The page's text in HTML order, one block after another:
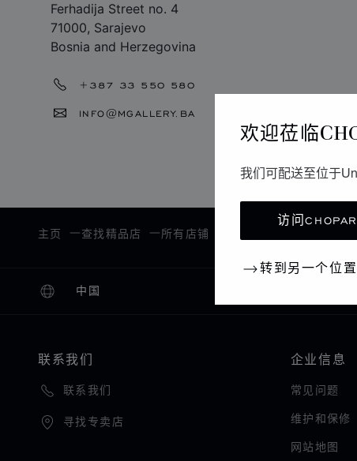
欢迎莅临
我们可配送至位于
访问
转到另一个位置
Ferhadija Street no. 4
71000, Sarajevo
Bosnia and Herzegovina
+387 33 550 580
INFO@MGALLERY.BA
主页 查找精品店 所有店铺
中国
本地化（更改国家/地区）
更改国家/地区
联系我们
联系我们
寻找专卖店
企业信息
常见问题
维护和保修
网站地图